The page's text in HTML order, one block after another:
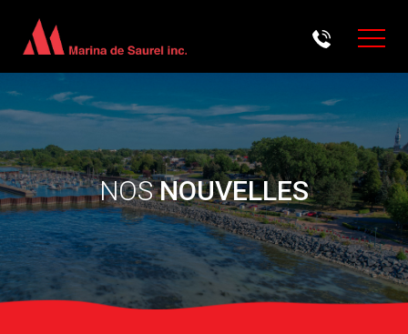
NOSNOUVELLES